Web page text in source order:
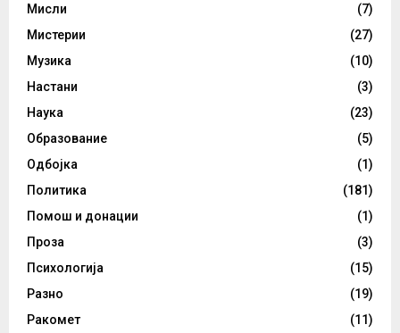
Мисли
(7)
Мистерии
(27)
Музика
(10)
Настани
(3)
Наука
(23)
Образование
(5)
Одбојка
(1)
Политика
(181)
Помош и донации
(1)
Проза
(3)
Психологија
(15)
Разно
(19)
Ракомет
(11)